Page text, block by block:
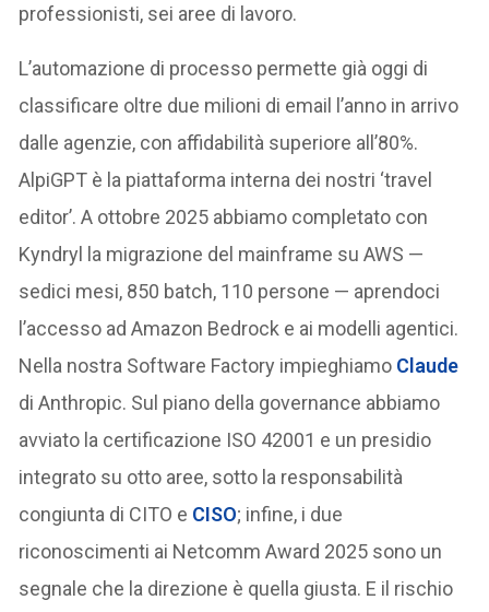
professionisti, sei aree di lavoro.
L’automazione di processo permette già oggi di
classificare oltre due milioni di email l’anno in arrivo
dalle agenzie, con affidabilità superiore all’80%.
AlpiGPT è la piattaforma interna dei nostri ‘travel
editor’. A ottobre 2025 abbiamo completato con
Kyndryl la migrazione del mainframe su AWS —
sedici mesi, 850 batch, 110 persone — aprendoci
l’accesso ad Amazon Bedrock e ai modelli agentici.
Nella nostra Software Factory impieghiamo Claude
di Anthropic. Sul piano della governance abbiamo
avviato la certificazione ISO 42001 e un presidio
integrato su otto aree, sotto la responsabilità
congiunta di CITO e CISO; infine, i due
riconoscimenti ai Netcomm Award 2025 sono un
segnale che la direzione è quella giusta. E il rischio